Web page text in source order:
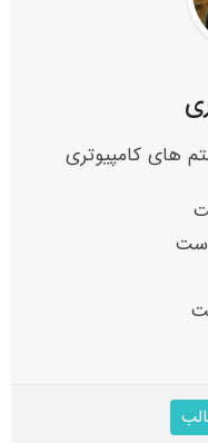
های کامپیوتری